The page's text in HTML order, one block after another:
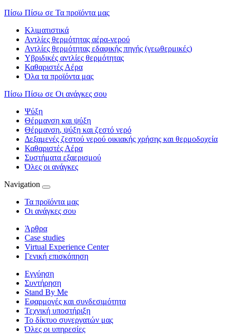
Πίσω Πίσω σε Τα προϊόντα μας
Κλιματιστικά
Αντλίες θερμότητας αέρα-νερού
Αντλίες θερμότητας εδαφικής πηγής (γεωθερμικές)
Υβριδικές αντλίες θερμότητας
Καθαριστές Αέρα
Όλα τα προϊόντα μας
Πίσω Πίσω σε Οι ανάγκες σου
Ψύξη
Θέρμανση και ψύξη
Θέρμανση, ψύξη και ζεστό νερό
Δεξαμενές ζεστού νερού οικιακής χρήσης και θερμοδοχεία
Καθαριστές Αέρα
Συστήματα εξαερισμού
Όλες οι ανάγκες
Navigation
Τα προϊόντα μας
Οι ανάγκες σου
Άρθρα
Case studies
Virtual Experience Center
Γενική επισκόπηση
Εγγύηση
Συντήρηση
Stand By Me
Εφαρμογές και συνδεσιμότητα
Τεχνική υποστήριξη
Το δίκτυο συνεργατών μας
Όλες οι υπηρεσίες